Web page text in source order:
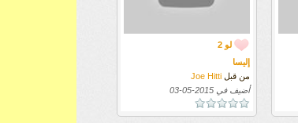
لو 2
إليسا
من قبل Joe Hitti
أضيف في 2015-05-03